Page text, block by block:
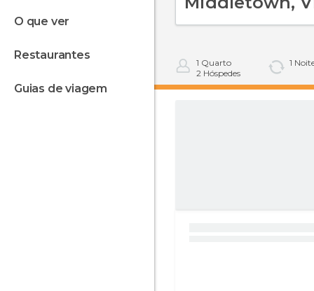
o que ver
restaurantes
guias de viagem
1 Quarto
2 Hóspedes
1